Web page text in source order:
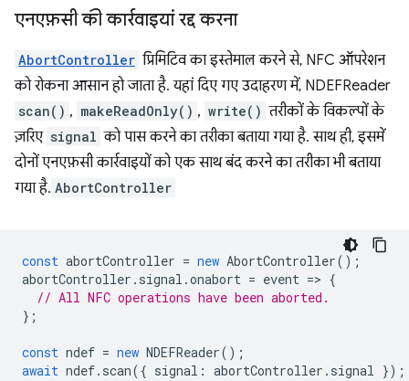
एनएफ़सी की कार्रवाइयां रद्द करना
AbortController प्रिमिटिव का इस्तेमाल करने से, NFC ऑपरेशन
को रोकना आसान हो जाता है. यहां दिए गए उदाहरण में, NDEFReader
scan() , makeReadOnly() , write() तरीकों के विकल्पों के
ज़रिए signal को पास करने का तरीका बताया गया है. साथ ही, इसमें
दोनों एनएफ़सी कार्रवाइयों को एक साथ बंद करने का तरीका भी बताया
गया है. AbortController
const abortController = new AbortController();
abortController . signal .onabort = event => {
// All NFC operations have been aborted.
};
const ndef = new NDEFReader();
await ndef. scan({ signal : abortController . signal });